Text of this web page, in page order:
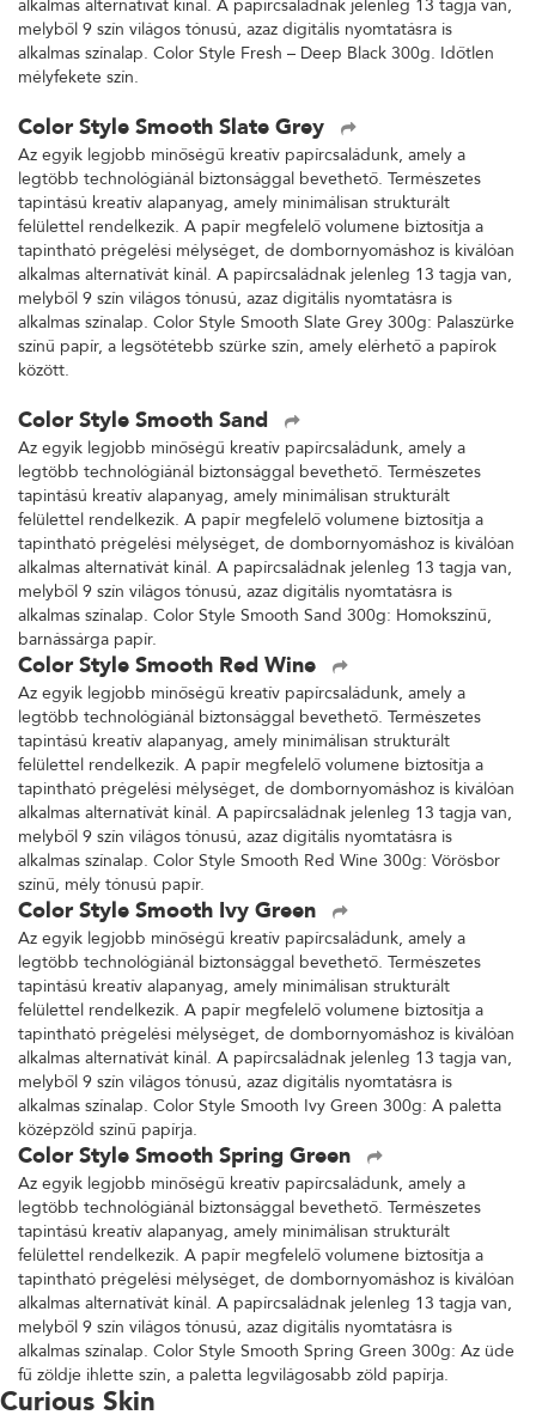
alkalmas alternatívát kínál. A papírcsaládnak jelenleg 13 tagja van,
melyből 9 szín világos tónusú, azaz digitális nyomtatásra is
alkalmas színalap. Color Style Fresh – Deep Black 300g. Időtlen
mélyfekete szín.
Color Style Smooth Slate Grey
Az egyik legjobb minőségű kreatív papírcsaládunk, amely a
legtöbb technológiánál biztonsággal bevethető. Természetes
tapintású kreatív alapanyag, amely minimálisan strukturált
felülettel rendelkezik. A papír megfelelő volumene biztosítja a
tapintható prégelési mélységet, de dombornyomáshoz is kiválóan
alkalmas alternatívát kínál. A papírcsaládnak jelenleg 13 tagja van,
melyből 9 szín világos tónusú, azaz digitális nyomtatásra is
alkalmas színalap. Color Style Smooth Slate Grey 300g: Palaszürke
színű papír, a legsötétebb szürke szín, amely elérhető a papírok
között.
Color Style Smooth Sand
Az egyik legjobb minőségű kreatív papírcsaládunk, amely a
legtöbb technológiánál biztonsággal bevethető. Természetes
tapintású kreatív alapanyag, amely minimálisan strukturált
felülettel rendelkezik. A papír megfelelő volumene biztosítja a
tapintható prégelési mélységet, de dombornyomáshoz is kiválóan
alkalmas alternatívát kínál. A papírcsaládnak jelenleg 13 tagja van,
melyből 9 szín világos tónusú, azaz digitális nyomtatásra is
alkalmas színalap. Color Style Smooth Sand 300g: Homokszínű,
barnássárga papír.
Color Style Smooth Red Wine
Az egyik legjobb minőségű kreatív papírcsaládunk, amely a
legtöbb technológiánál biztonsággal bevethető. Természetes
tapintású kreatív alapanyag, amely minimálisan strukturált
felülettel rendelkezik. A papír megfelelő volumene biztosítja a
tapintható prégelési mélységet, de dombornyomáshoz is kiválóan
alkalmas alternatívát kínál. A papírcsaládnak jelenleg 13 tagja van,
melyből 9 szín világos tónusú, azaz digitális nyomtatásra is
alkalmas színalap. Color Style Smooth Red Wine 300g: Vörösbor
színű, mély tónusú papír.
Color Style Smooth Ivy Green
Az egyik legjobb minőségű kreatív papírcsaládunk, amely a
legtöbb technológiánál biztonsággal bevethető. Természetes
tapintású kreatív alapanyag, amely minimálisan strukturált
felülettel rendelkezik. A papír megfelelő volumene biztosítja a
tapintható prégelési mélységet, de dombornyomáshoz is kiválóan
alkalmas alternatívát kínál. A papírcsaládnak jelenleg 13 tagja van,
melyből 9 szín világos tónusú, azaz digitális nyomtatásra is
alkalmas színalap. Color Style Smooth Ivy Green 300g: A paletta
középzöld színű papírja.
Color Style Smooth Spring Green
Az egyik legjobb minőségű kreatív papírcsaládunk, amely a
legtöbb technológiánál biztonsággal bevethető. Természetes
tapintású kreatív alapanyag, amely minimálisan strukturált
felülettel rendelkezik. A papír megfelelő volumene biztosítja a
tapintható prégelési mélységet, de dombornyomáshoz is kiválóan
alkalmas alternatívát kínál. A papírcsaládnak jelenleg 13 tagja van,
melyből 9 szín világos tónusú, azaz digitális nyomtatásra is
alkalmas színalap. Color Style Smooth Spring Green 300g: Az üde
fű zöldje ihlette szín, a paletta legvilágosabb zöld papírja.
Curious Skin